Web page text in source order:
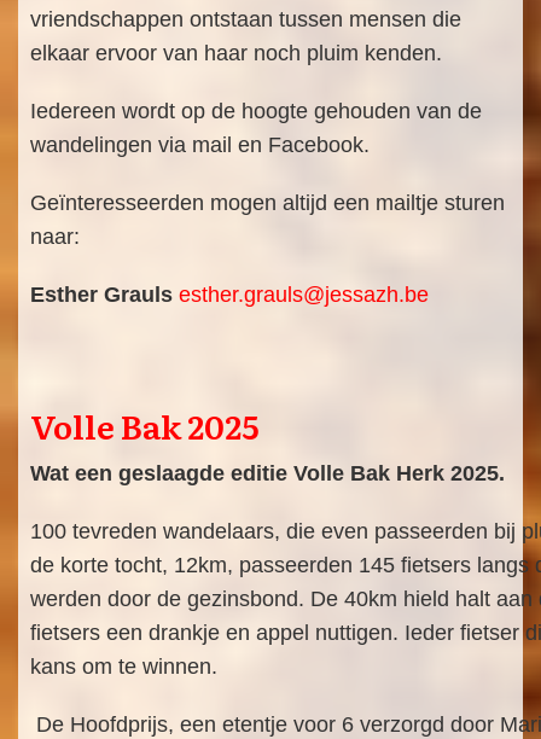
vriendschappen ontstaan tussen mensen die
elkaar ervoor van haar noch pluim kenden.
Iedereen wordt op de hoogte gehouden van de
wandelingen via mail en Facebook.
Geïnteresseerden mogen altijd een mailtje sturen
naar:
Esther Grauls esther.grauls@jessazh.be
Volle Bak 2025
Wat een geslaagde editie Volle Bak Herk 2025.
100 tevreden wandelaars, die even passeerden bij
de korte tocht, 12km, passeerden 145 fietsers
werden door de gezinsbond. De 40km hield halt
fietsers een drankje en appel nuttigen. Ieder fietser
kans om te winnen.
De Hoofdprijs, een etentje voor 6 verzorgd door